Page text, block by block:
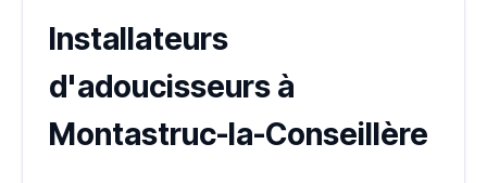
Installateurs
d'adoucisseurs à
Montastruc-la-Conseillère